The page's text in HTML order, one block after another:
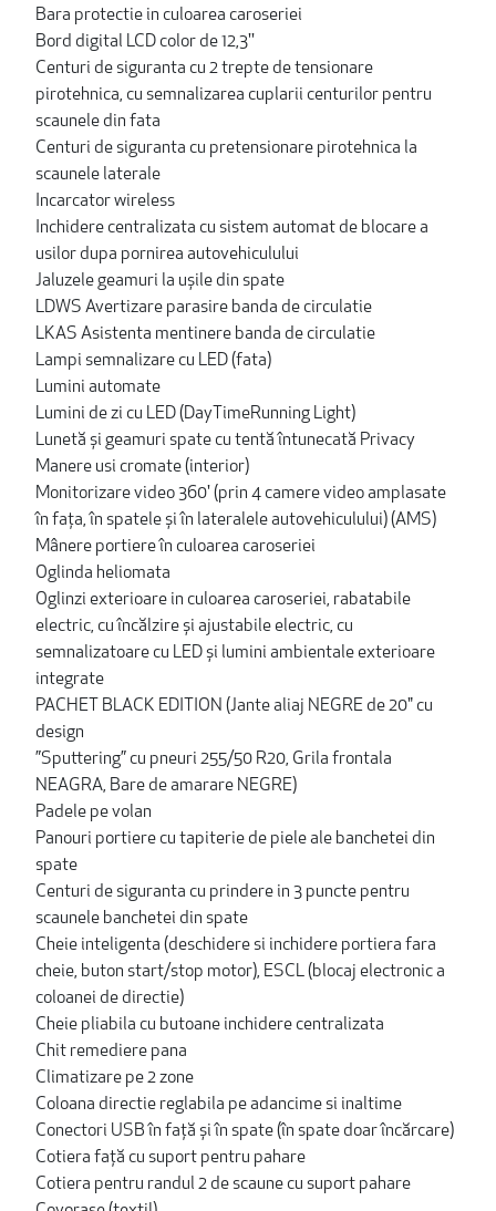
Bara protectie in culoarea caroseriei
Bord digital LCD color de 12,3''
Centuri de siguranta cu 2 trepte de tensionare
pirotehnica, cu semnalizarea cuplarii centurilor pentru
scaunele din fata
Centuri de siguranta cu pretensionare pirotehnica la
scaunele laterale
Incarcator wireless
Inchidere centralizata cu sistem automat de blocare a
usilor dupa pornirea autovehiculului
Jaluzele geamuri la ușile din spate
LDWS Avertizare parasire banda de circulatie
LKAS Asistenta mentinere banda de circulatie
Lampi semnalizare cu LED (fata)
Lumini automate
Lumini de zi cu LED (DayTimeRunning Light)
Lunetă și geamuri spate cu tentă întunecată Privacy
Manere usi cromate (interior)
Monitorizare video 360' (prin 4 camere video amplasate
în fața, în spatele și în lateralele autovehiculului) (AMS)
Mânere portiere în culoarea caroseriei
Oglinda heliomata
Oglinzi exterioare in culoarea caroseriei, rabatabile
electric, cu încălzire și ajustabile electric, cu
semnalizatoare cu LED și lumini ambientale exterioare
integrate
PACHET BLACK EDITION (Jante aliaj NEGRE de 20" cu
design
”Sputtering” cu pneuri 255/50 R20, Grila frontala
NEAGRA, Bare de amarare NEGRE)
Padele pe volan
Panouri portiere cu tapiterie de piele ale banchetei din
spate
Centuri de siguranta cu prindere in 3 puncte pentru
scaunele banchetei din spate
Cheie inteligenta (deschidere si inchidere portiera fara
cheie, buton start/stop motor), ESCL (blocaj electronic a
coloanei de directie)
Cheie pliabila cu butoane inchidere centralizata
Chit remediere pana
Climatizare pe 2 zone
Coloana directie reglabila pe adancime si inaltime
Conectori USB în față și în spate (în spate doar încărcare)
Cotiera faţă cu suport pentru pahare
Cotiera pentru randul 2 de scaune cu suport pahare